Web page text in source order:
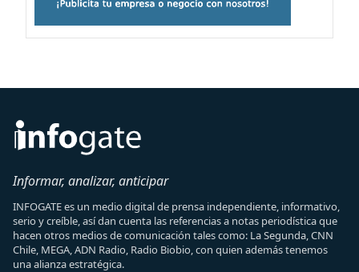
Informar, analizar, anticipar
INFOGATE es un medio digital de prensa independiente, informativo,
serio y creíble, así dan cuenta las referencias a notas periodística que
hacen otros medios de comunicación tales como: La Segunda, CNN
Chile, MEGA, ADN Radio, Radio Biobio, con quien además tenemos
una alianza estratégica.